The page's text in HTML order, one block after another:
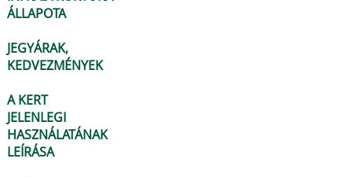
ÁLLAPOTA
JEGYÁRAK,
KEDVEZMÉNYEK
A KERT
JELENLEGI
HASZNÁLATÁNAK
LEÍRÁSA